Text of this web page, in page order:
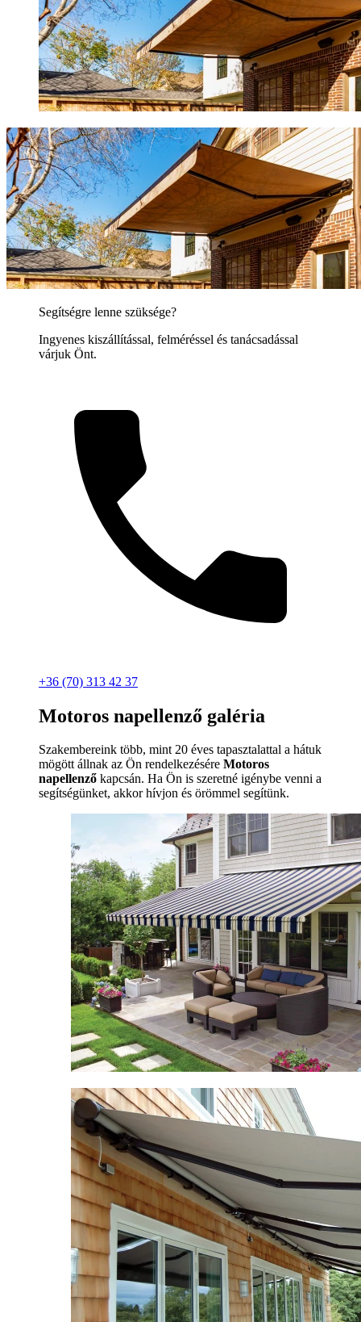
Segítségre lenne szüksége?
Ingyenes kiszállítással, felméréssel és tanácsadással
várjuk Önt.
+36 (70) 313 42 37
Motoros napellenző galéria
Szakembereink több, mint 20 éves tapasztalattal a hátuk
mögött állnak az Ön rendelkezésére Motoros
napellenző kapcsán. Ha Ön is szeretné igénybe venni a
segítségünket, akkor hívjon és örömmel segítünk.